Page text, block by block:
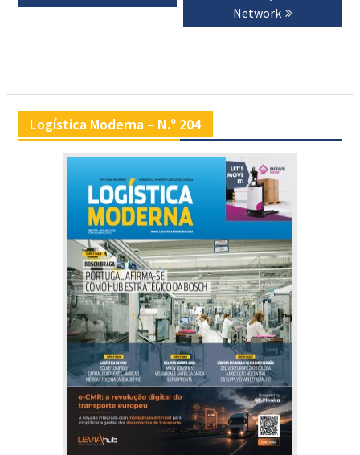
Network
Logística Moderna – N.º 204